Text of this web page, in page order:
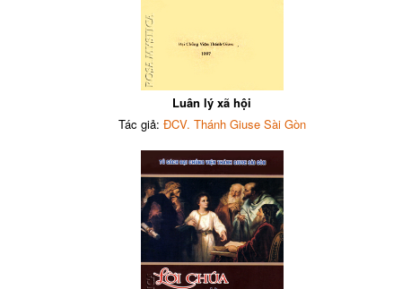
Luân lý xã hội
Tác giả: ĐCV. Thánh Giuse Sài Gòn